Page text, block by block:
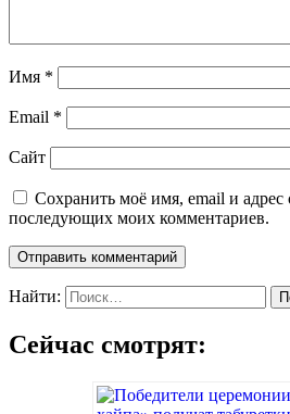
Имя *
Email *
Сайт
Сохранить моё имя, email и адрес
последующих моих комментариев.
Найти:
Сейчас смотрят: